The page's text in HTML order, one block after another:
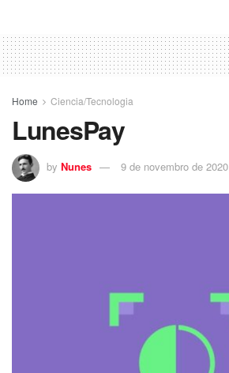
Home Ciencia/Tecnologia
LunesPay
by Nunes 9 de novembro de 2020